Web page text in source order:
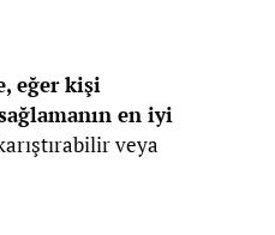
eğer kişi
en iyi
veya